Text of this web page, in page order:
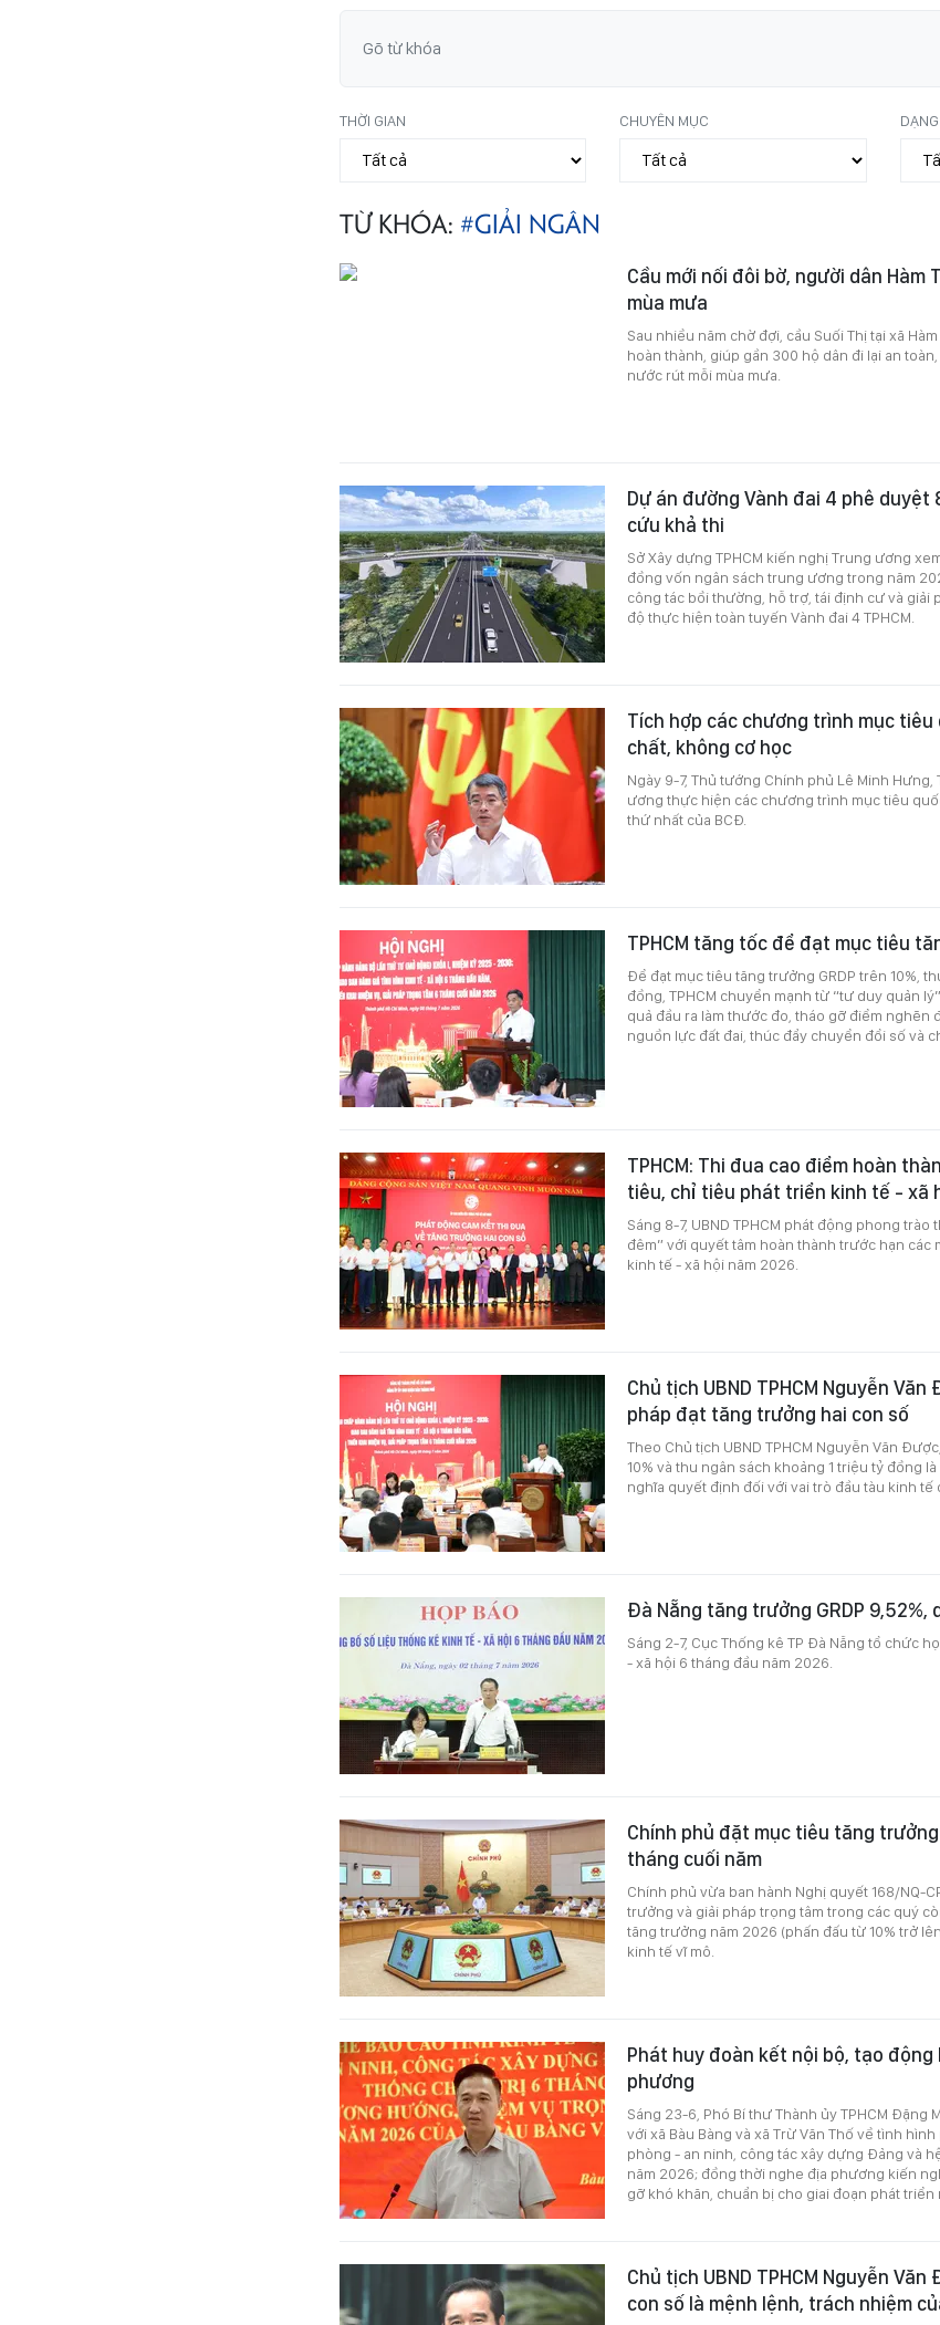
THỜI GIAN CHUYÊN MỤC
TỪ KHÓA: #GIẢI NGÂN
Cầu mới nối đôi bờ, người dân Hàm
mùa mưa
Sau nhiều năm chờ đợi, cầu Suối Thị tại xã
hoàn thành, giúp gần 300 hộ dân đi lại an
nước rút mỗi mùa mưa.
Dự án đường Vành đai 4 phê duyệt
cứu khả thi
Sở Xây dựng TPHCM kiến nghị Trung ương
đồng vốn ngân sách trung ương trong năm
công tác bồi thường, hỗ trợ, tái định cư và giải
độ thực hiện toàn tuyến Vành đai 4 TPHCM.
Tích hợp các chương trình mục
chất, không cơ học
Ngày 9-7, Thủ tướng Chính phủ Lê Minh
ương thực hiện các chương trình mục tiêu
thứ nhất của BCĐ.
TPHCM tăng tốc để đạt mục tiêu
Để đạt mục tiêu tăng trưởng GRDP trên 10%,
đồng, TPHCM chuyển mạnh từ “tư duy quản
quả đầu ra làm thước đo, tháo gỡ điểm nghẽn
nguồn lực đất đai, thúc đẩy chuyển đổi số và
TPHCM: Thi đua cao điểm hoàn
tiêu, chỉ tiêu phát triển kinh tế - xã
Sáng 8-7, UBND TPHCM phát động phong trào
đêm” với quyết tâm hoàn thành trước hạn các
kinh tế - xã hội năm 2026.
Chủ tịch UBND TPHCM Nguyễn
pháp đạt tăng trưởng hai con số
Theo Chủ tịch UBND TPHCM Nguyễn Văn
10% và thu ngân sách khoảng 1 triệu tỷ đồng
nghĩa quyết định đối với vai trò đầu tàu kinh tế
Đà Nẵng tăng trưởng GRDP 9,52%,
Sáng 2-7, Cục Thống kê TP Đà Nẵng tổ chức
- xã hội 6 tháng đầu năm 2026.
Chính phủ đặt mục tiêu tăng trưởng
tháng cuối năm
Chính phủ vừa ban hành Nghị quyết 168/NQ-
trưởng và giải pháp trọng tâm trong các quý
tăng trưởng năm 2026 (phấn đấu từ 10% trở
kinh tế vĩ mô.
Phát huy đoàn kết nội bộ, tạo
phương
Sáng 23-6, Phó Bí thư Thành ủy TPHCM Đặng
với xã Bàu Bàng và xã Trừ Văn Thố về tình
phòng - an ninh, công tác xây dựng Đảng và
năm 2026; đồng thời nghe địa phương kiến
gỡ khó khăn, chuẩn bị cho giai đoạn phát triển
Chủ tịch UBND TPHCM Nguyễn
con số là mệnh lệnh, trách nhiệm